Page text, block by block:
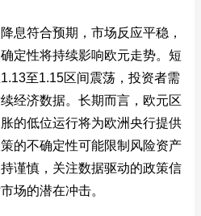
息符合预期，市场反应平稳，
定性将持续影响欧元走势。短
至1.15区间震荡，投资者需
经济数据。长期而言，欧元区
的低位运行将为欧洲央行提供
的不确定性可能限制风险资产
谨慎，关注数据驱动的政策信
场的潜在冲击。